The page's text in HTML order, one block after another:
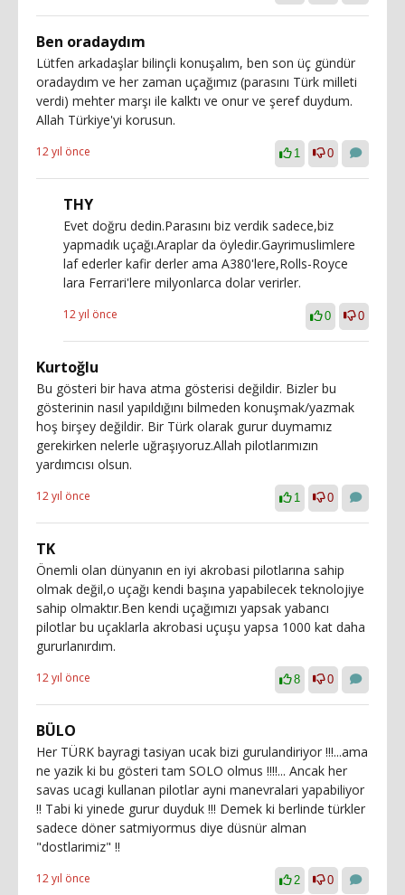
Ben oradaydım
Lütfen arkadaşlar bilinçli konuşalım, ben son üç gündür
oradaydım ve her zaman uçağımız (parasını Türk milleti
verdi) mehter marşı ile kalktı ve onur ve şeref duydum.
Allah Türkiye'yi korusun.
12 yıl önce 1 0
THY
Evet doğru dedin.Parasını biz verdik sadece,biz
yapmadık uçağı.Araplar da öyledir.Gayrimuslimlere
laf ederler kafir derler ama A380'lere,Rolls-Royce
lara Ferrari'lere milyonlarca dolar verirler.
12 yıl önce 0 0
Kurtoğlu
Bu gösteri bir hava atma gösterisi değildir. Bizler bu
gösterinin nasıl yapıldığını bilmeden konuşmak/yazmak
hoş birşey değildir. Bir Türk olarak gurur duymamız
gerekirken nelerle uğraşıyoruz.Allah pilotlarımızın
yardımcısı olsun.
12 yıl önce 1 0
TK
Önemli olan dünyanın en iyi akrobasi pilotlarına sahip
olmak değil,o uçağı kendi başına yapabilecek teknolojiye
sahip olmaktır.Ben kendi uçağımızı yapsak yabancı
pilotlar bu uçaklarla akrobasi uçuşu yapsa 1000 kat daha
gururlanırdım.
12 yıl önce 8 0
BÜLO
Her TÜRK bayragi tasiyan ucak bizi gurulandiriyor !!!...ama
ne yazik ki bu gösteri tam SOLO olmus !!!!... Ancak her
savas ucagi kullanan pilotlar ayni manevralari yapabiliyor
!! Tabi ki yinede gurur duyduk !!! Demek ki berlinde türkler
sadece döner satmiyormus diye düsnür alman
"dostlarimiz" !!
12 yıl önce 2 0